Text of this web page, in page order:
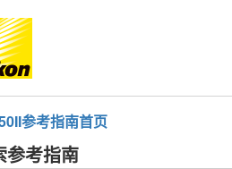
参考指南首页
参考指南